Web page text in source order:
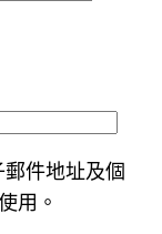
件地址及個
用。